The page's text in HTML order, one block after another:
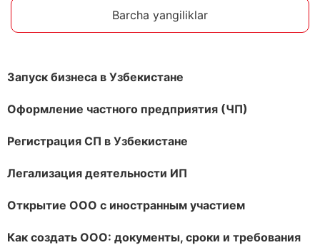
Barcha yangiliklar
Запуск бизнеса в Узбекистане
Оформление частного предприятия (ЧП)
Регистрация СП в Узбекистане
Легализация деятельности ИП
Открытие ООО с иностранным участием
Как создать ООО: документы, сроки и требования